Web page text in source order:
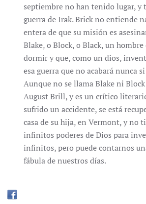
septiembre no han tenido lugar, y
guerra de Irak. Brick no entiende
entera de que su misión es
Blake, o Block, o Black, un
dormir y que, como un dios,
esa guerra que no acabará nunca
Aunque no se llama Blake ni
August Brill, y es un crítico
sufrido un accidente, se está
casa de su hija, en Vermont, y no
infinitos poderes de Dios para
infinitos, pero puede contarnos
fábula de nuestros días.